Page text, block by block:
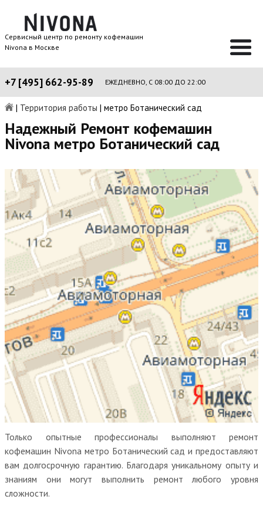
Сервисный центр по ремонту кофемашин
Nivona в Москве
+7 [495] 662-95-89 ЕЖЕДНЕВНО, С 08:00 ДО 22:00
| Территория работы | метро Ботанический сад
Надежный Ремонт кофемашин
Nivona метро Ботанический сад
Только опытные профессионалы выполняют ремонт
кофемашин Nivona метро Ботанический сад и предоставляют
вам долгосрочную гарантию. Благодаря уникальному опыту и
знаниям они могут выполнить ремонт любого уровня
сложности.